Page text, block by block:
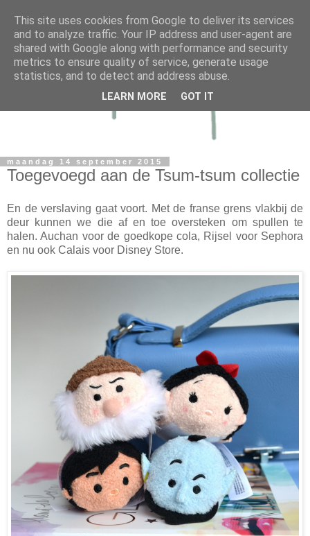
maandag 14 september 2015
Toegevoegd aan de Tsum-tsum collectie
En de verslaving gaat voort. Met de franse grens vlakbij de
deur kunnen we die af en toe oversteken om spullen te
halen. Auchan voor de goedkope cola, Rijsel voor Sephora
en nu ook Calais voor Disney Store.
This site uses cookies from Google to deliver its services
and to analyze traffic. Your IP address and user-agent are
shared with Google along with performance and security
metrics to ensure quality of service, generate usage
statistics, and to detect and address abuse.
LEARN MORE GOT IT